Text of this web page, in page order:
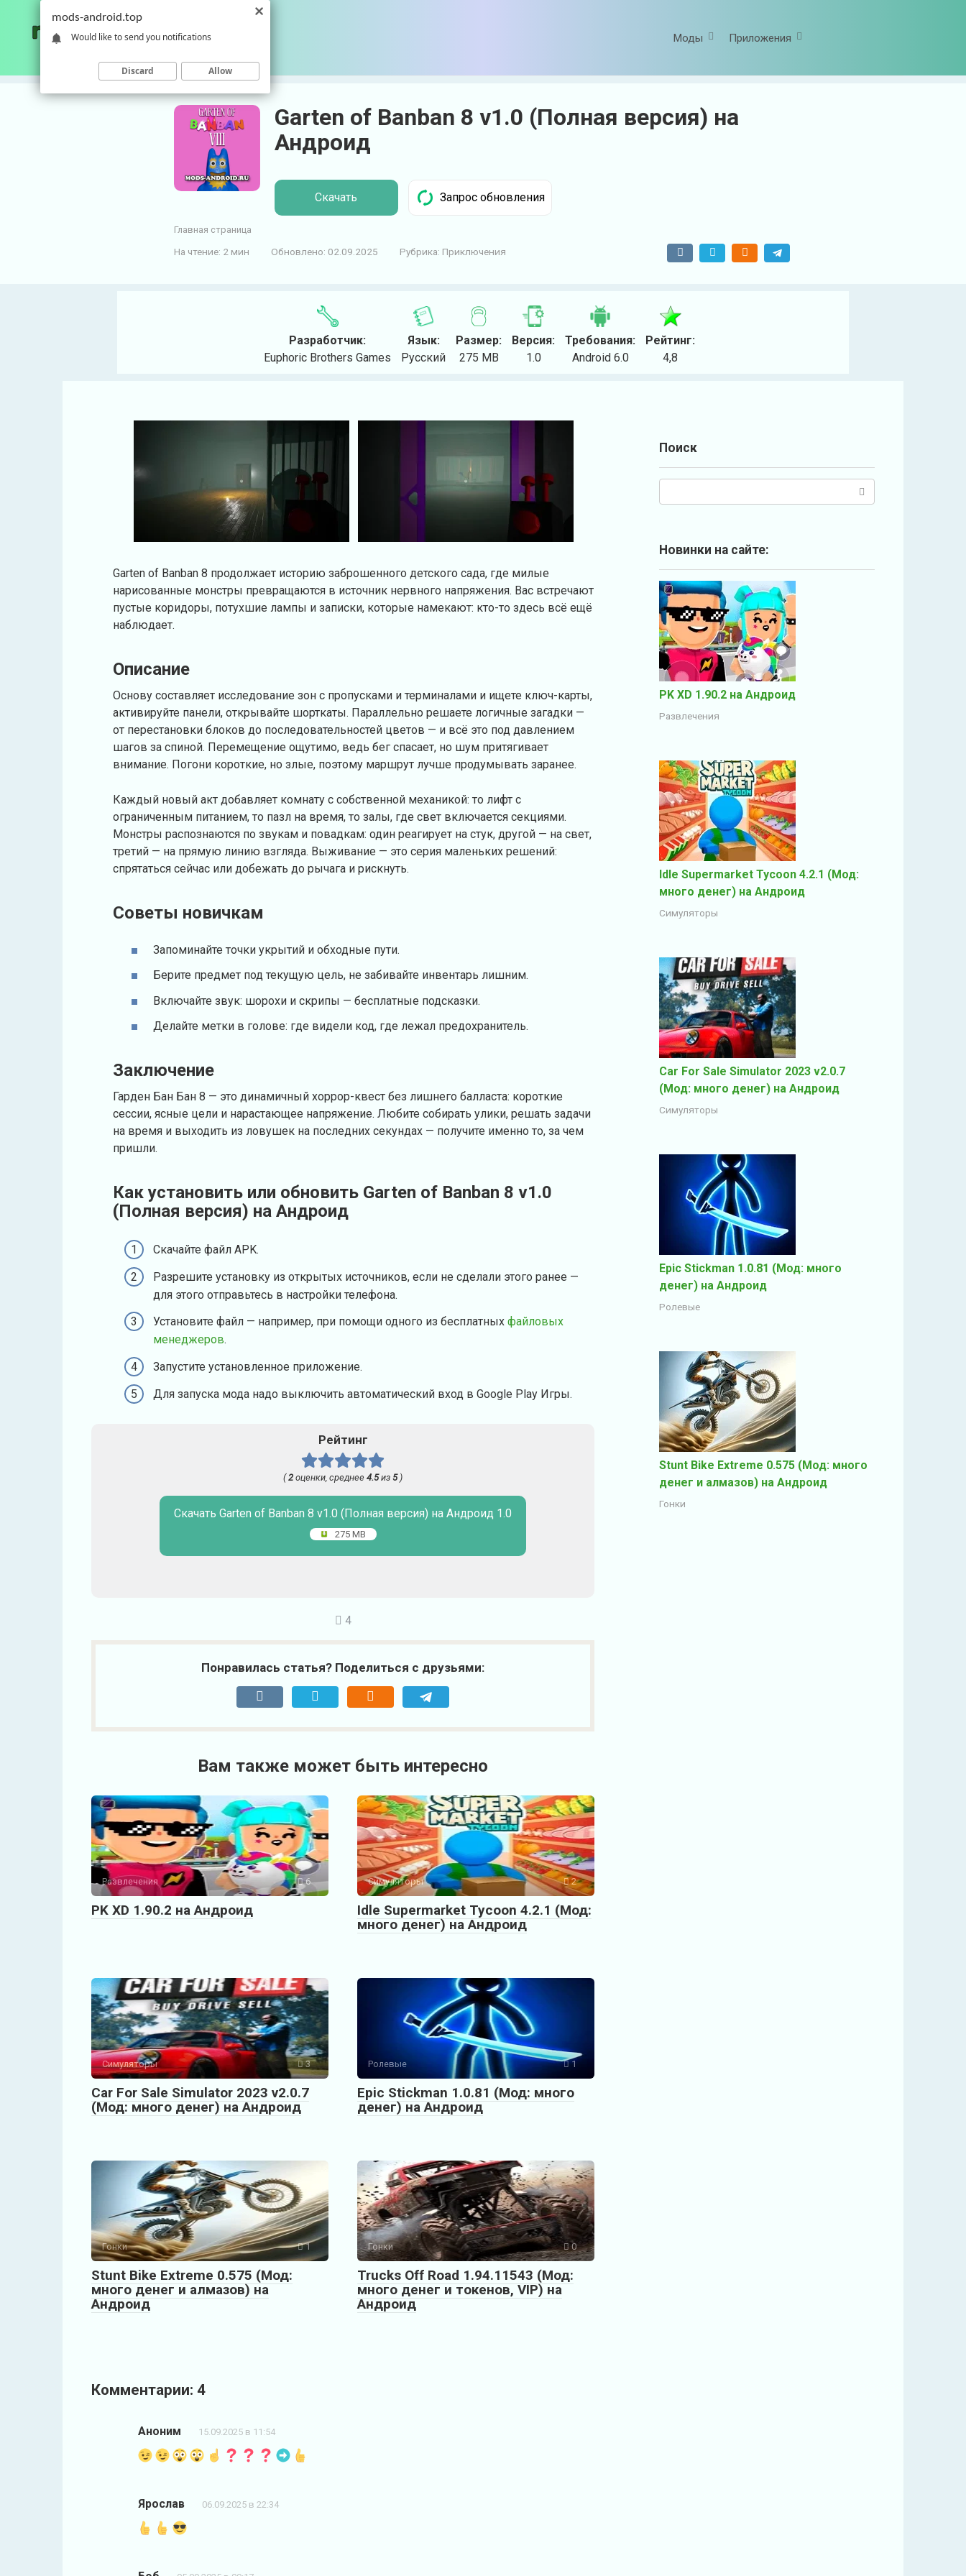
й
Моды Приложения
Garten of Banban 8 v1.0 (Полная версия) на
Андроид
Скачать
Главная страница
На чтение: 2 мин Обновлено: 02.09.2025 Рубрика: Приключения
Разработчик:
Euphoric Brothers Games
Язык:
Русский
Размер:
275 MB
Версия:
1.0
Требования:
Android 6.0
Рейтинг:
4,8
Garten of Banban 8 продолжает историю заброшенного детского сада, где милые
нарисованные монстры превращаются в источник нервного напряжения. Вас встречают
пустые коридоры, потухшие лампы и записки, которые намекают: кто-то здесь всё ещё
наблюдает.
Описание
Основу составляет исследование зон с пропусками и терминалами и ищете ключ-карты,
активируйте панели, открывайте шорткаты. Параллельно решаете логичные загадки —
от перестановки блоков до последовательностей цветов — и всё это под давлением
шагов за спиной. Перемещение ощутимо, ведь бег спасает, но шум притягивает
внимание. Погони короткие, но злые, поэтому маршрут лучше продумывать заранее.
Каждый новый акт добавляет комнату с собственной механикой: то лифт с
ограниченным питанием, то пазл на время, то залы, где свет включается секциями.
Монстры распознаются по звукам и повадкам: один реагирует на стук, другой — на свет,
третий — на прямую линию взгляда. Выживание — это серия маленьких решений:
спрятаться сейчас или добежать до рычага и рискнуть.
Советы новичкам
Запоминайте точки укрытий и обходные пути.
Берите предмет под текущую цель, не забивайте инвентарь лишним.
Включайте звук: шорохи и скрипы — бесплатные подсказки.
Делайте метки в голове: где видели код, где лежал предохранитель.
Заключение
Гарден Бан Бан 8 — это динамичный хоррор-квест без лишнего балласта: короткие
сессии, ясные цели и нарастающее напряжение. Любите собирать улики, решать задачи
на время и выходить из ловушек на последних секундах — получите именно то, за чем
пришли.
Как установить или обновить Garten of Banban 8 v1.0
(Полная версия) на Андроид
Скачайте файл APK.
Разрешите установку из открытых источников, если не сделали этого ранее —
для этого отправьтесь в настройки телефона.
Установите файл — например, при помощи одного из бесплатных файловых
менеджеров.
Запустите установленное приложение.
Для запуска мода надо выключить автоматический вход в Google Play Игры.
Рейтинг
(2 оценки, среднее 4.5из 5)
Скачать Garten of Banban 8 v1.0 (Полная версия) на Андроид 1.0
275 MB
4
Понравилась статья? Поделиться с друзьями:
Вам также может быть интересно
Развлечения 6
PK XD 1.90.2 на Андроид
Симуляторы 2
Idle Supermarket Tycoon 4.2.1 (Мод:
много денег) на Андроид
Симуляторы 3
Car For Sale Simulator 2023 v2.0.7
(Мод: много денег) на Андроид
Ролевые 1
Epic Stickman 1.0.81 (Мод: много
денег) на Андроид
Гонки 1
Stunt Bike Extreme 0.575 (Мод:
много денег и алмазов) на
Андроид
Гонки 0
Trucks Off Road 1.94.11543 (Мод:
много денег и токенов, VIP) на
Андроид
Комментарии: 4
Аноним 15.09.2025 в 11:54
Ярослав 06.09.2025 в 22:34
Поиск
о
к
:
Новинки на сайте:
PK XD 1.90.2 на Андроид
Развлечения
Idle Supermarket Tycoon 4.2.1 (Мод:
много денег) на Андроид
Симуляторы
Car For Sale Simulator 2023 v2.0.7
(Мод: много денег) на Андроид
Симуляторы
Epic Stickman 1.0.81 (Мод: много
денег) на Андроид
Ролевые
Stunt Bike Extreme 0.575 (Мод: много
денег и алмазов) на Андроид
Гонки
mods-android.top
Would like to send you notifications
Discard Allow